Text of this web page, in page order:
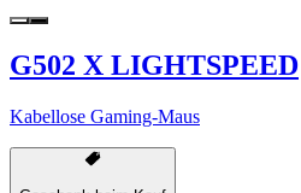
G502 X LIGHTSPEED
Kabellose Gaming-Maus